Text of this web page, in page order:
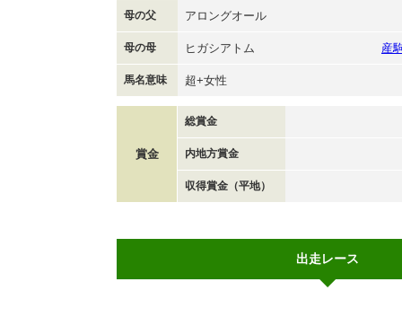
母の父 アロングオール
母の母 ヒガシアトム 産
馬名意味 超+女性
賞金
総賞金
内地方賞金
収得賞金（平地）
出走レース